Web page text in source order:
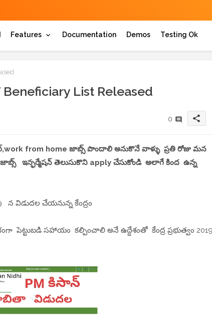
Features Documentation Demos Testing Ok
Beneficiary List Released
0 share
from home జాబ్స్ పొందాలి అనుకొనే వాళ్ళు ప్రతి రోజు మన
ఇన్ఫర్మేషన్ తెలుసుకొని apply చేసుకోండి అలాగే కింద ఉన్న
విడుదల చేయనున్న కేంద్రం
పెట్టుబడి సహాయం కల్పించాలి అనే ఉద్దేశంతో కేంద్ర ప్రభుత్వం 2019